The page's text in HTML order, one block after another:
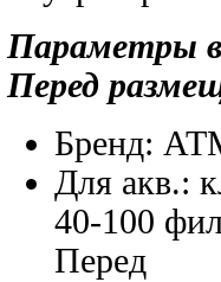
Параметры
Перед
Бренд:
Для акв.:
40-100
Перед